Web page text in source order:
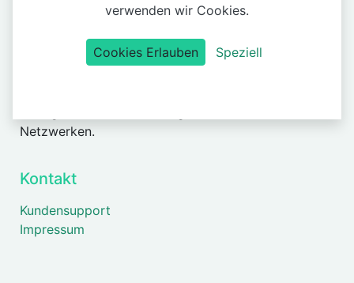
Adult Entertainment der Extra Klasse mit Produkten
der IDNR sorgen
für umwerfende Abenteuer und unglaublichen Spass
Netzwerken.
Kontakt
Kundensupport
Impressum
verwenden wir Cookies.
Cookies Erlauben Speziell